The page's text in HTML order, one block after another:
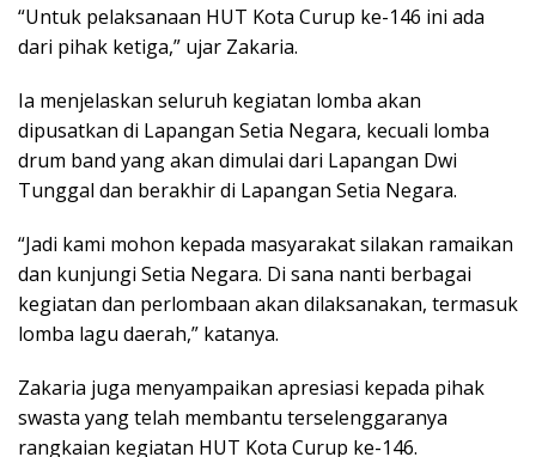
“Untuk pelaksanaan HUT Kota Curup ke-146 ini ada
dari pihak ketiga,” ujar Zakaria.
Ia menjelaskan seluruh kegiatan lomba akan
dipusatkan di Lapangan Setia Negara, kecuali lomba
drum band yang akan dimulai dari Lapangan Dwi
Tunggal dan berakhir di Lapangan Setia Negara.
“Jadi kami mohon kepada masyarakat silakan ramaikan
dan kunjungi Setia Negara. Di sana nanti berbagai
kegiatan dan perlombaan akan dilaksanakan, termasuk
lomba lagu daerah,” katanya.
Zakaria juga menyampaikan apresiasi kepada pihak
swasta yang telah membantu terselenggaranya
rangkaian kegiatan HUT Kota Curup ke-146.